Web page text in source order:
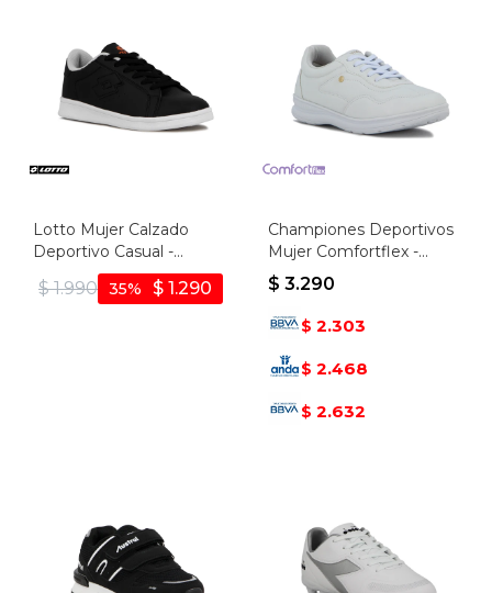
Lotto Mujer Calzado
Deportivo Casual -
Black/grey - Negro-gris
$ 1.990 $ 1.290
35
Championes Deportivos
Mujer Comfortflex -
Blanco
$ 3.290
$ 2.303
$ 2.468
$ 2.632